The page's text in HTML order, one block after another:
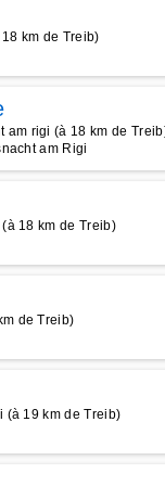
km de Treib)
am rigi (à 18 km de
am Rigi
18 km de Treib)
de Treib)
(à 19 km de Treib)